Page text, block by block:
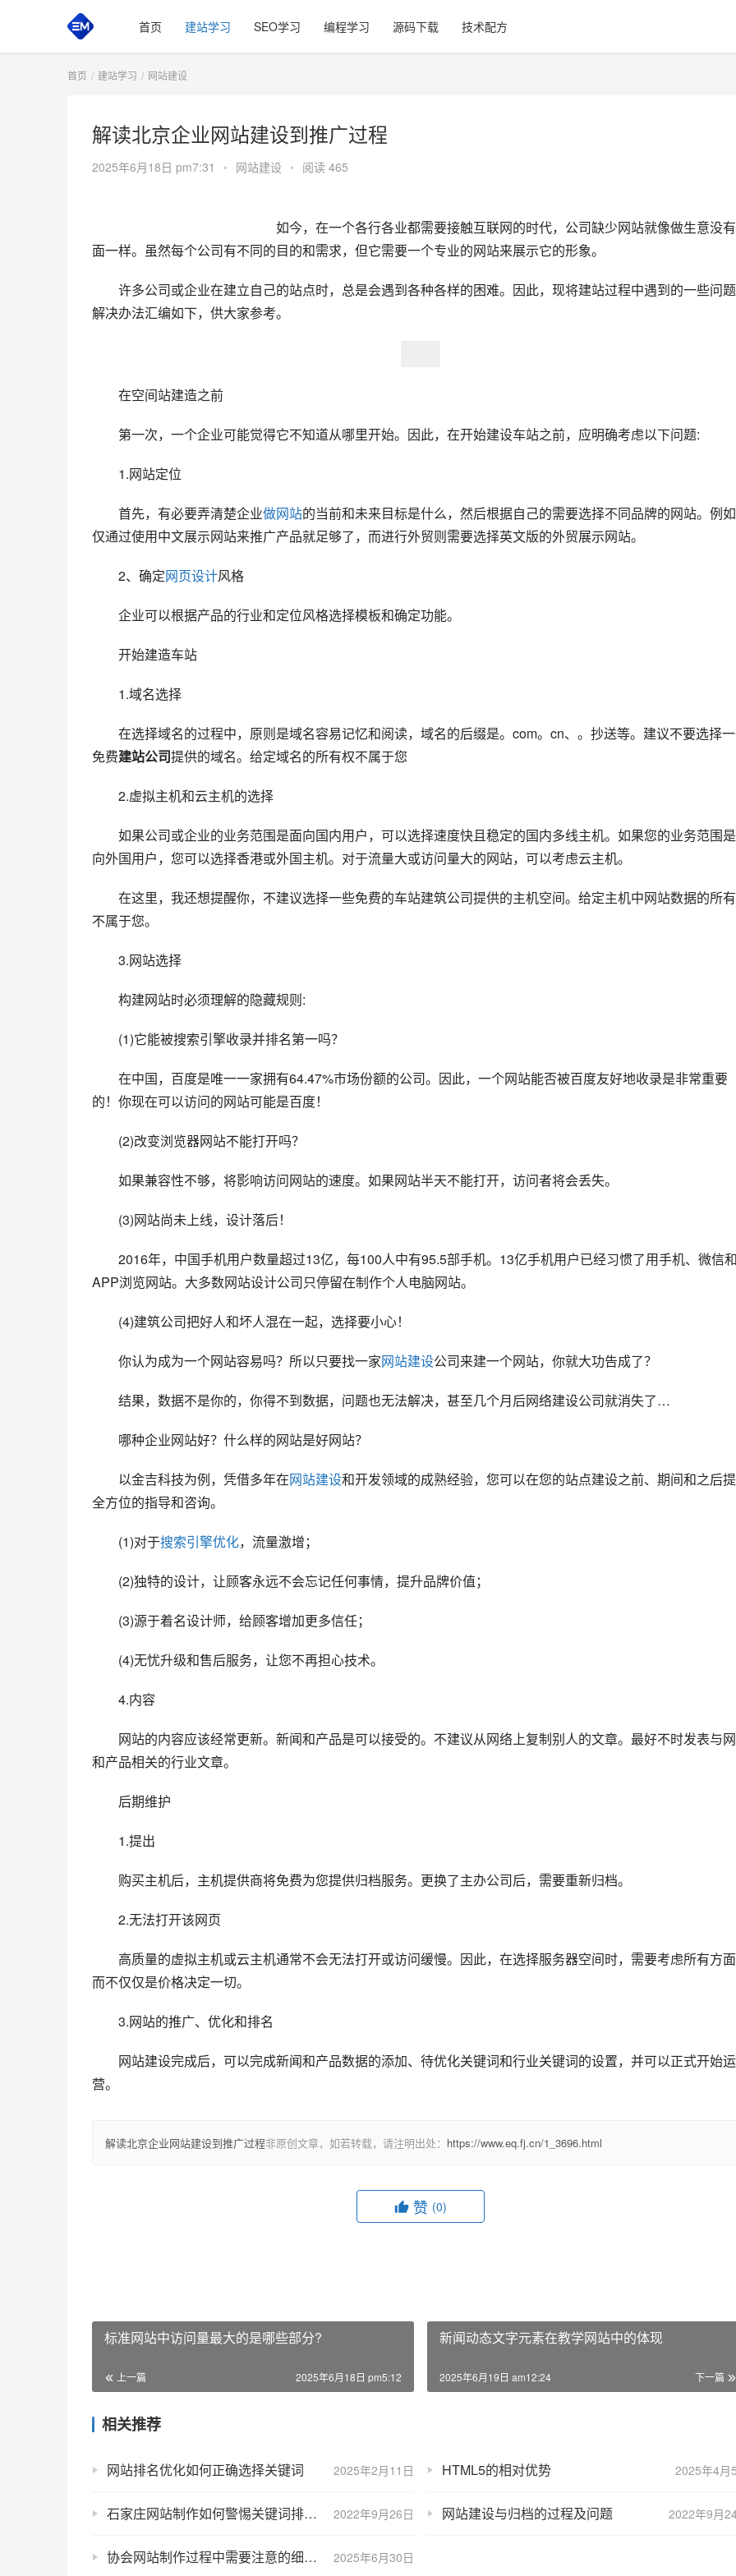
首页 建站学习 SEO学习 编程学习 源码下载 技术配方
首页 建站学习 网站建设
解读北京企业网站建设到推广过程
2025年6月18日 pm7:31 • 网站建设 • 阅读 465
如今，在一个各行各业都需要接触互联网的时代，公司缺少网站就像做生意没
面一样。虽然每个公司有不同的目的和需求，但它需要一个专业的网站来展示它的形象。
许多公司或企业在建立自己的站点时，总是会遇到各种各样的困难。因此，现将建站过程中遇到的一些问
解决办法汇编如下，供大家参考。
在空间站建造之前
第一次，一个企业可能觉得它不知道从哪里开始。因此，在开始建设车站之前，应明确考虑以下问题:
1.网站定位
首先，有必要弄清楚企业做网站的当前和未来目标是什么，然后根据自己的需要选择不同品牌的网站。例
仅通过使用中文展示网站来推广产品就足够了，而进行外贸则需要选择英文版的外贸展示网站。
2、确定网页设计风格
企业可以根据产品的行业和定位风格选择模板和确定功能。
开始建造车站
1.域名选择
在选择域名的过程中，原则是域名容易记忆和阅读，域名的后缀是。com。cn、。抄送等。建议不要选择
免费建站公司提供的域名。给定域名的所有权不属于您
2.虚拟主机和云主机的选择
如果公司或企业的业务范围是面向国内用户，可以选择速度快且稳定的国内多线主机。如果您的业务范围
向外国用户，您可以选择香港或外国主机。对于流量大或访问量大的网站，可以考虑云主机。
在这里，我还想提醒你，不建议选择一些免费的车站建筑公司提供的主机空间。给定主机中网站数据的所
不属于您。
3.网站选择
构建网站时必须理解的隐藏规则:
(1)它能被搜索引擎收录并排名第一吗？
在中国，百度是唯一一家拥有64.47%市场份额的公司。因此，一个网站能否被百度友好地收录是非常重要
的！你现在可以访问的网站可能是百度！
(2)改变浏览器网站不能打开吗？
如果兼容性不够，将影响访问网站的速度。如果网站半天不能打开，访问者将会丢失。
(3)网站尚未上线，设计落后！
2016年，中国手机用户数量超过13亿，每100人中有95.5部手机。13亿手机用户已经习惯了用手机、微信
APP浏览网站。大多数网站设计公司只停留在制作个人电脑网站。
(4)建筑公司把好人和坏人混在一起，选择要小心！
你认为成为一个网站容易吗？所以只要找一家网站建设公司来建一个网站，你就大功告成了？
结果，数据不是你的，你得不到数据，问题也无法解决，甚至几个月后网络建设公司就消失了…
哪种企业网站好？什么样的网站是好网站？
以金吉科技为例，凭借多年在网站建设和开发领域的成熟经验，您可以在您的站点建设之前、期间和之后
全方位的指导和咨询。
(1)对于搜索引擎优化，流量激增；
(2)独特的设计，让顾客永远不会忘记任何事情，提升品牌价值；
(3)源于着名设计师，给顾客增加更多信任；
(4)无忧升级和售后服务，让您不再担心技术。
4.内容
网站的内容应该经常更新。新闻和产品是可以接受的。不建议从网络上复制别人的文章。最好不时发表与
和产品相关的行业文章。
后期维护
1.提出
购买主机后，主机提供商将免费为您提供归档服务。更换了主办公司后，需要重新归档。
2.无法打开该网页
高质量的虚拟主机或云主机通常不会无法打开或访问缓慢。因此，在选择服务器空间时，需要考虑所有方
而不仅仅是价格决定一切。
3.网站的推广、优化和排名
网站建设完成后，可以完成新闻和产品数据的添加、待优化关键词和行业关键词的设置，并可以正式开始运
营。
解读北京企业网站建设到推广过程非原创文章，如若转载，请注明出处： https://www.eq.fj.cn/1_3696.html
赞 (0)
标准网站中访问量最大的是哪些部分?
上一篇 2025年6月18日 pm5:12
新闻动态文字元素在教学网站中的体现
下一篇
2025年6月19日 am12:24
相关推荐
2025年2月11日
网站排名优化如何正确选择关键词 2025年4月
HTML5的相对优势
2022年9月26日
石家庄网站制作如何警惕关键词排名突然下降呢？ 2022年9月
网站建设与归档的过程及问题
2025年6月30日
协会网站制作过程中需要注意的细节问题包括哪些?